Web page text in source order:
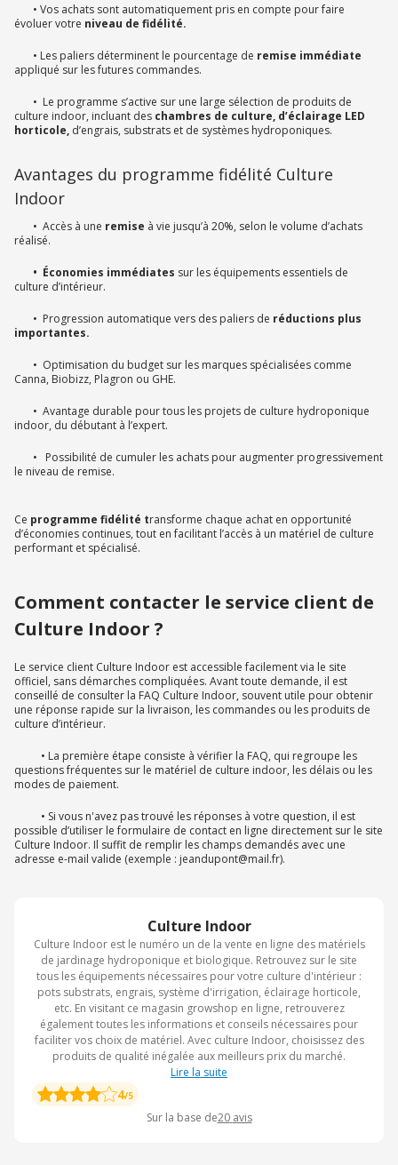
Culture Indoor
Culture Indoor est le numéro un de la vente en ligne des matériels
de jardinage hydroponique et biologique. Retrouvez sur le site
tous les équipements nécessaires pour votre culture d'intérieur :
pots substrats, engrais, système d'irrigation, éclairage horticole,
etc. En visitant ce magasin growshop en ligne, retrouverez
également toutes les informations et conseils nécessaires pour
faciliter vos choix de matériel. Avec culture Indoor, choisissez des
produits de qualité inégalée aux meilleurs prix du marché.
Lire la suite
4/5
Sur la base de20 avis
• Vos achats sont automatiquement pris en compte pour faire
évoluer votre niveau de fidélité.
• Les paliers déterminent le pourcentage de remise immédiate
appliqué sur les futures commandes.
• Le programme s’active sur une large sélection de produits de
culture indoor, incluant des chambres de culture, d’éclairage LED
horticole, d’engrais, substrats et de systèmes hydroponiques.
Avantages du programme fidélité Culture
Indoor
• Accès à une remise à vie jusqu’à 20%, selon le volume d’achats
réalisé.
• Économies immédiates sur les équipements essentiels de
culture d’intérieur.
• Progression automatique vers des paliers de réductions plus
importantes.
• Optimisation du budget sur les marques spécialisées comme
Canna, Biobizz, Plagron ou GHE.
• Avantage durable pour tous les projets de culture hydroponique
indoor, du débutant à l’expert.
• Possibilité de cumuler les achats pour augmenter progressivement
le niveau de remise.
Ce programme fidélité transforme chaque achat en opportunité
d’économies continues, tout en facilitant l’accès à un matériel de culture
performant et spécialisé.
Comment contacter le service client de
Culture Indoor ?
Le service client Culture Indoor est accessible facilement via le site
officiel, sans démarches compliquées. Avant toute demande, il est
conseillé de consulter la FAQ Culture Indoor, souvent utile pour obtenir
une réponse rapide sur la livraison, les commandes ou les produits de
culture d’intérieur.
• La première étape consiste à vérifier la FAQ, qui regroupe les
questions fréquentes sur le matériel de culture indoor, les délais ou les
modes de paiement.
• Si vous n'avez pas trouvé les réponses à votre question, il est
possible d’utiliser le formulaire de contact en ligne directement sur le site
Culture Indoor. Il suffit de remplir les champs demandés avec une
adresse e-mail valide (exemple : jeandupont@mail.fr).